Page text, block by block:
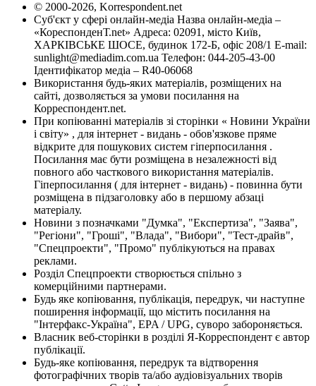
© 2000-2026, Korrespondent.net
Суб'єкт у сфері онлайн-медіа Назва онлайн-медіа –
«КореспонденТ.net» Адреса: 02091, місто Київ,
ХАРКІВСЬКЕ ШОСЕ, будинок 172-Б, офіс 208/1 E-mail:
sunlight@mediadim.com.ua Телефон: 044-205-43-00
Ідентифікатор медіа – R40-06068
Використання будь-яких матеріалів, розміщених на
сайті, дозволяється за умови посилання на
Корреспондент.net.
При копіюванні матеріалів зі сторінки « Новини України
і світу» , для інтернет - видань - обов'язкове пряме
відкрите для пошукових систем гіперпосилання .
Посилання має бути розміщена в незалежності від
повного або часткового використання матеріалів.
Гіперпосилання ( для інтернет - видань) - повинна бути
розміщена в підзаголовку або в першому абзаці
матеріалу.
Новини з позначками "Думка", "Експертиза", "Заява",
"Регіони", "Гроші", "Влада", "Вибори", "Тест-драйв",
"Спецпроекти", "Промо" публікуються на правах
реклами.
Розділ Спецпроекти створюється спільно з
комерційними партнерами.
Будь яке копіювання, публікація, передрук, чи наступне
поширення інформації, що містить посилання на
"Інтерфакс-Україна", EPA / UPG, суворо забороняється.
Власник веб-сторінки в розділі Я-Корреспондент є автор
публікації.
Будь-яке копіювання, передрук та відтворення
фотографічних творів та/або аудіовізуальних творів